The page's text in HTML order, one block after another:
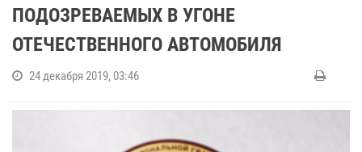
ПОДОЗРЕВАЕМЫХ В УГОНЕ
ОТЕЧЕСТВЕННОГО АВТОМОБИЛЯ
24 декабря 2019, 03:46